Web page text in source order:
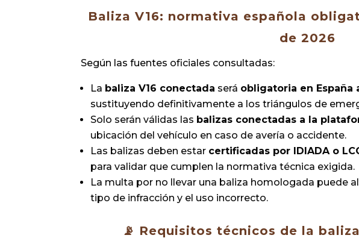
Baliza V16: normativa española
de 2026
Según las fuentes oficiales consultadas:
La baliza V16 conectada será obligatoria en España
sustituyendo definitivamente a los triángulos de
Solo serán válidas las balizas conectadas a la
ubicación del vehículo en caso de avería o accidente.
Las balizas deben estar certificadas por IDIADA o
para validar que cumplen la normativa técnica exigida.
La multa por no llevar una baliza homologada puede
tipo de infracción y el uso incorrecto.
📡 Requisitos técnicos de la